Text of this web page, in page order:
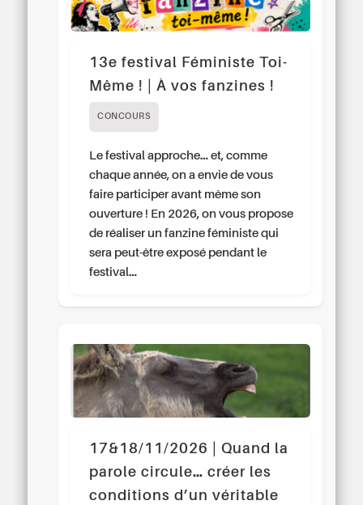
13e festival Féministe Toi-
Même ! | À vos fanzines !
CONCOURS
Le festival approche… et, comme
chaque année, on a envie de vous
faire participer avant même son
ouverture ! En 2026, on vous propose
de réaliser un fanzine féministe qui
sera peut-être exposé pendant le
festival…
17&18/11/2026 | Quand la
parole circule… créer les
conditions d’un véritable